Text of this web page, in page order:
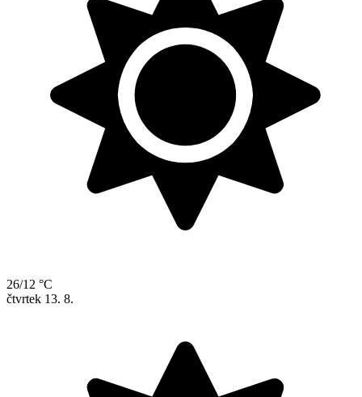
26/12 °C
čtvrtek 13. 8.